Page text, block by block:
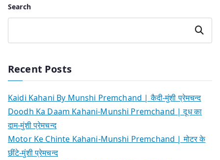
Search
Search
Recent Posts
Kaidi Kahani By Munshi Premchand | कैदी-मुंशी प्रेमचन्द
Doodh Ka Daam Kahani-Munshi Premchand | दूध का
दाम-मुंशी प्रेमचन्द
Motor Ke Chinte Kahani-Munshi Premchand | मोटर के
छींटे-मुंशी प्रेमचन्द